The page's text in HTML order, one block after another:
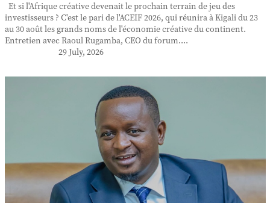
Et si l'Afrique créative devenait le prochain terrain de jeu des
investisseurs ? C'est le pari de l'ACEIF 2026, qui réunira à Kigali du 23
au 30 août les grands noms de l'économie créative du continent.
Entretien avec Raoul Rugamba, CEO du forum....
29 July, 2026